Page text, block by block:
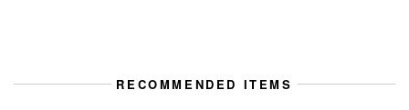
RECOMMENDED ITEMS